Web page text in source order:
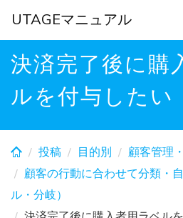
Skip
content
決済完了後に購
ルを付与したい
投稿 目的別
顧客管理
顧客の行動に合わせて分類・
ル・分岐）
UTAGEマニュアル